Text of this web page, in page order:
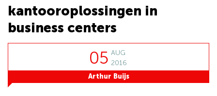
Hengelo
Hilversum
Hoofddorp
Reeuwijk
Business
Arnhem
center
kantooroplossingen in
business centers
05 AUG
2016
Arthur Buijs